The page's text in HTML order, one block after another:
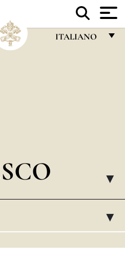
ITALIANO
العربيّة
▸
▸